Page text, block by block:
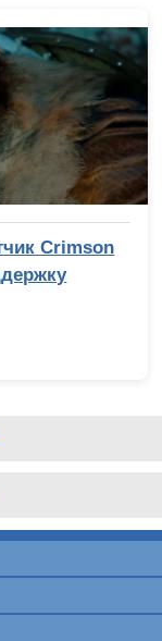
Crimson